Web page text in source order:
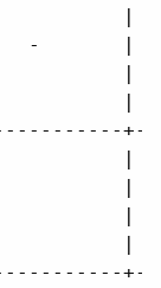
|
-       |
|
|
|